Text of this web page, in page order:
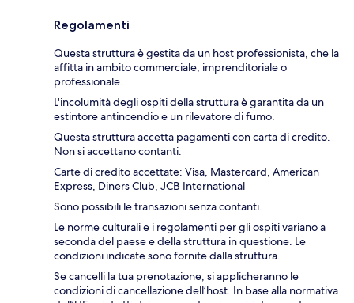
Regolamenti
Questa struttura è gestita da un host professionista, che la
affitta in ambito commerciale, imprenditoriale o
professionale.
L'incolumità degli ospiti della struttura è garantita da un
estintore antincendio e un rilevatore di fumo.
Questa struttura accetta pagamenti con carta di credito.
Non si accettano contanti.
Carte di credito accettate: Visa, Mastercard, American
Express, Diners Club, JCB International
Sono possibili le transazioni senza contanti.
Le norme culturali e i regolamenti per gli ospiti variano a
seconda del paese e della struttura in questione. Le
condizioni indicate sono fornite dalla struttura.
Se cancelli la tua prenotazione, si applicheranno le
condizioni di cancellazione dell’host. In base alla normativa